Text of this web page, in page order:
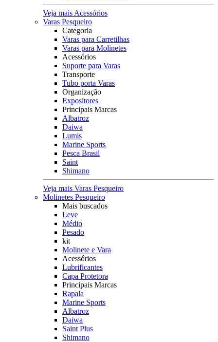
Veja mais Acessórios
Varas Pesqueiro
Categoria
Varas para Carretilhas
Varas para Molinetes
Acessórios
Suporte para Varas
Transporte
Tubo porta Varas
Organização
Expositores
Principais Marcas
Albatroz
Daiwa
Lumis
Marine Sports
Pesca Brasil
Saint
Shimano
Veja mais Varas Pesqueiro
Molinetes Pesqueiro
Mais buscados
Leve
Médio
Pesado
kit
Molinete e Vara
Acessórios
Lubrificantes
Capa Protetora
Principais Marcas
Rapala
Marine Sports
Albatroz
Daiwa
Saint Plus
Shimano